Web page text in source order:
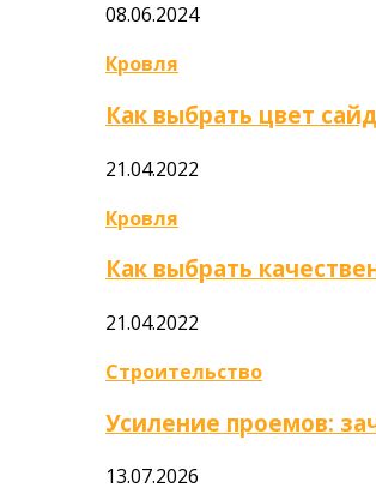
08.06.2024
Кровля
Как выбрать цвет
21.04.2022
Кровля
Как выбрать
21.04.2022
Строительство
Усиление проемов:
13.07.2026